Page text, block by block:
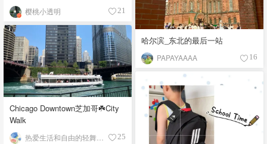
樱桃小透明 21
哈尔滨_东北的最后一站
PAPAYAAAA 16
Chicago Downtown芝加哥☘️City
Walk
25